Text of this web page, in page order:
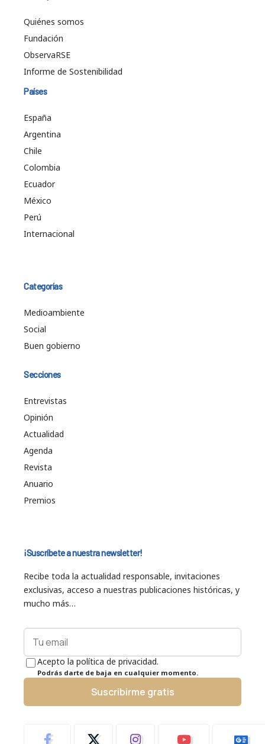
Quiénes somos
Fundación
ObservaRSE
Informe de Sostenibilidad
Países
España
Argentina
Chile
Colombia
Ecuador
México
Perú
Internacional
Categorías
Medioambiente
Social
Buen gobierno
Secciones
Entrevistas
Opinión
Actualidad
Agenda
Revista
Anuario
Premios
¡Suscríbete a nuestra newsletter!
Recibe toda la actualidad responsable, invitaciones
exclusivas, acceso a nuestras publicaciones históricas, y
mucho más…
Acepto la política de privacidad.
Podrás darte de baja en cualquier momento.
Suscribirme gratis